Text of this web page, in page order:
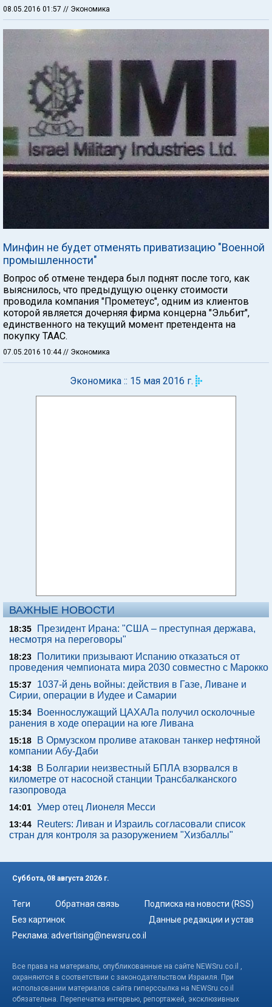
08.05.2016 01:57 // Экономика
Минфин не будет отменять приватизацию "Военной
промышленности"
Вопрос об отмене тендера был поднят после того, как
выяснилось, что предыдущую оценку стоимости
проводила компания "Прометеус", одним из клиентов
которой является дочерняя фирма концерна "Эльбит",
единственного на текущий момент претендента на
покупку ТААС.
07.05.2016 10:44 // Экономика
Экономика :: 15 мая 2016 г.
ВАЖНЫЕ НОВОСТИ
18:35
Президент Ирана: "США – преступная держава,
несмотря на переговоры"
18:23
Политики призывают Испанию отказаться от
проведения чемпионата мира 2030 совместно с Марокко
15:37
1037-й день войны: действия в Газе, Ливане и
Сирии, операции в Иудее и Самарии
15:34
Военнослужащий ЦАХАЛа получил осколочные
ранения в ходе операции на юге Ливана
15:18
В Ормузском проливе атакован танкер нефтяной
компании Абу-Даби
14:38
В Болгарии неизвестный БПЛА взорвался в
километре от насосной станции Трансбалканского
газопровода
14:01 Умер отец Лионеля Месси
13:44
Reuters: Ливан и Израиль согласовали список
стран для контроля за разоружением "Хизбаллы"
Суббота, 08 августа 2026 г.
Теги Обратная связь
Подписка на новости (RSS)
Без картинок
Данные редакции и устав
Реклама: advertising@newsru.co.il
Все права на материалы, опубликованные на сайте NEWSru.co.il ,
охраняются в соответствии с законодательством Израиля. При
использовании материалов сайта гиперссылка на NEWSru.co.il
обязательна. Перепечатка интервью, репортажей, эксклюзивных